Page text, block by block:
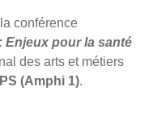
conférence
Enjeux pour la santé
des arts et métiers
(Amphi 1).